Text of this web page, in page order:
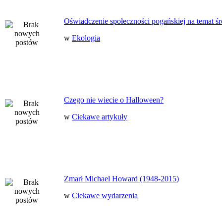
Oświadczenie społeczności pogańskiej na temat
w Ekologia
Czego nie wiecie o Halloween?
w Ciekawe artykuły
Zmarł Michael Howard (1948-2015)
w Ciekawe wydarzenia